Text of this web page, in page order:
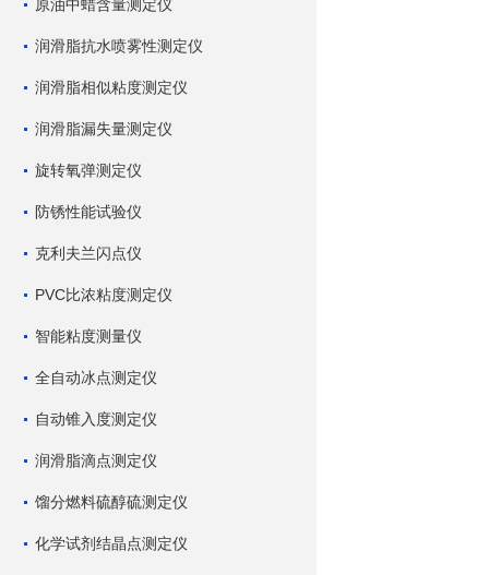
原油中蜡含量测定仪
润滑脂抗水喷雾性测定仪
润滑脂相似粘度测定仪
润滑脂漏失量测定仪
旋转氧弹测定仪
防锈性能试验仪
克利夫兰闪点仪
PVC比浓粘度测定仪
智能粘度测量仪
全自动冰点测定仪
自动锥入度测定仪
润滑脂滴点测定仪
馏分燃料硫醇硫测定仪
化学试剂结晶点测定仪